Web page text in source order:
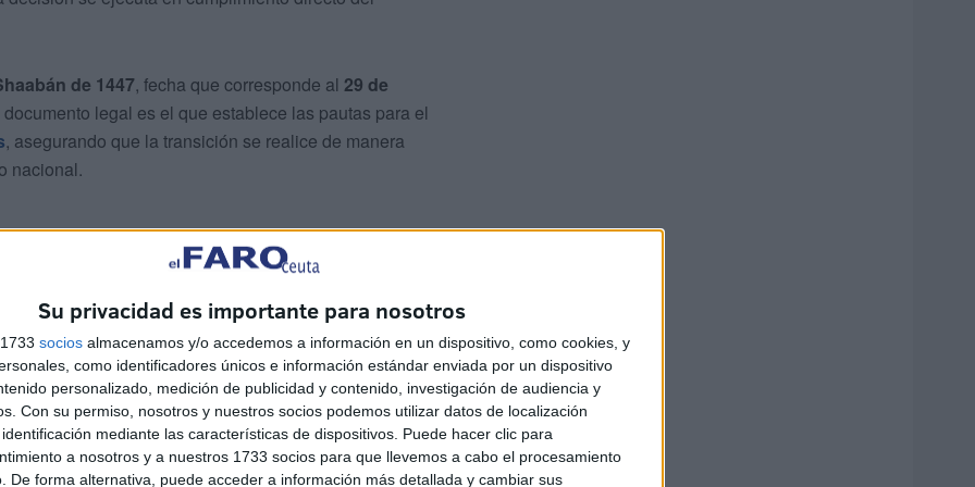
Su privacidad es importante para nosotros
socios almacenamos y/o accedemos a información en un dispositivo, como cookies, y
como identificadores únicos e información estándar enviada por un dispositivo
personalizado, medición de publicidad y contenido, investigación de audiencia y
Con su permiso, nosotros y nuestros socios podemos utilizar datos de localización
mediante las características de dispositivos. Puede hacer clic para
a nosotros y a nuestros 1733 socios para que llevemos a cabo el procesamiento
De forma alternativa, puede acceder a información más detallada y cambiar sus
de 1447, fecha que corresponde al 29 de
legal es el que establece las pautas para el
, asegurando que la transición se realice de manera
nacional.
social ha ido en aumento. Lacampaña nacional a
respuesta masiva por parte de la población.
la eliminación definitiva del horario adicional ya ha